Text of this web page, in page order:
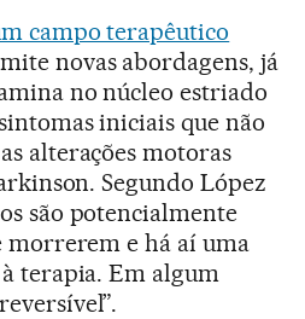
campo terapêutico
novas abordagens, já
no núcleo estriado
iniciais que não
alterações motoras
Segundo López
são potencialmente
morrerem e há aí uma
terapia. Em algum